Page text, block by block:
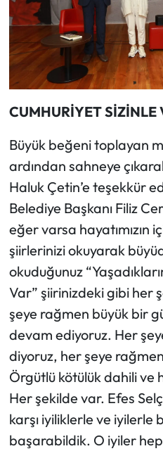
CUMHURİYET SİZİNLE
Büyük beğeni toplayan
ardından sahneye
Haluk Çetin’e teşekkür
Belediye Başkanı Filiz
eğer varsa hayatımızın
şiirlerinizi okuyarak
okuduğunuz
Var” şiirinizdeki gibi her
şeye rağmen büyük bir
devam ediyoruz. Her
diyoruz, her şeye
Örgütlü kötülük dahili ve
Her şekilde var. Efes
karşı iyiliklerle ve iyilerle
başarabildik. O iyiler